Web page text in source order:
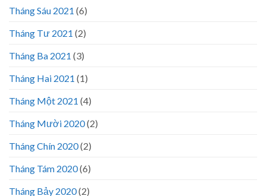
Tháng Sáu 2021 (6)
Tháng Tư 2021 (2)
Tháng Ba 2021 (3)
Tháng Hai 2021 (1)
Tháng Một 2021 (4)
Tháng Mười 2020(2)
Tháng Chín 2020(2)
Tháng Tám 2020(6)
Tháng Bảy 2020(2)